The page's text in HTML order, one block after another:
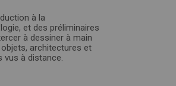
à la
et des préliminaires
à dessiner à main
architectures et
vus à distance.